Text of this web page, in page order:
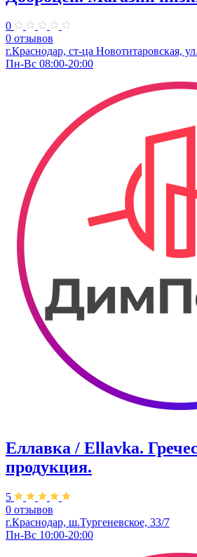
0
0 отзывов
г.Краснодар, ст-ца Новотитаровская,
Пн-Вс 08:00-20:00
Еллавка / Ellavka.
продукция.
5
0 отзывов
г.Краснодар, ш.Тургеневское, 33/7
Пн-Вс 10:00-20:00